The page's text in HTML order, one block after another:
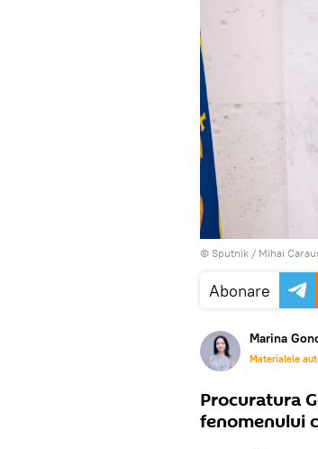
© Sputnik / Mihai
Abonare
Marina
Materialele
Procuratura
fenomenului